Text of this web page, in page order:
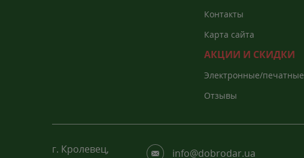
Контакты
Карта сайта
АКЦИИ И СКИДКИ
Электронные/печатные
Отзывы
г. Кролевец,
info@dobrodar.ua